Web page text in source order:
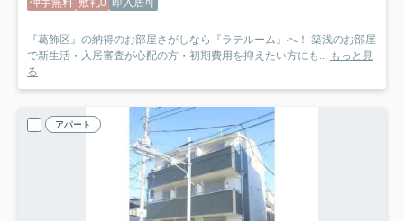
仲手無料 敷礼0 即入居可
『葛飾区』の納得のお部屋さがしなら『ラテルーム』へ！ 築浅のお部屋
で新生活・入居審査が心配の方・初期費用を抑えたい方にも... もっと見
る
アパート